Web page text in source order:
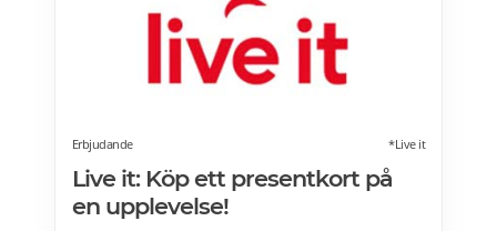
Erbjudande *Live it
Live it: Köp ett presentkort på
en upplevelse!